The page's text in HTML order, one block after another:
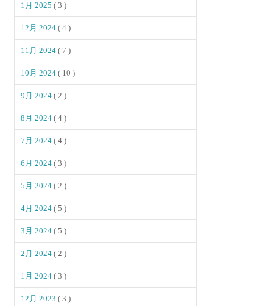
1月 2025( 3 )
12月 2024( 4 )
11月 2024( 7 )
10月 2024( 10 )
9月 2024( 2 )
8月 2024( 4 )
7月 2024( 4 )
6月 2024( 3 )
5月 2024( 2 )
4月 2024( 5 )
3月 2024( 5 )
2月 2024( 2 )
1月 2024( 3 )
12月 2023( 3 )